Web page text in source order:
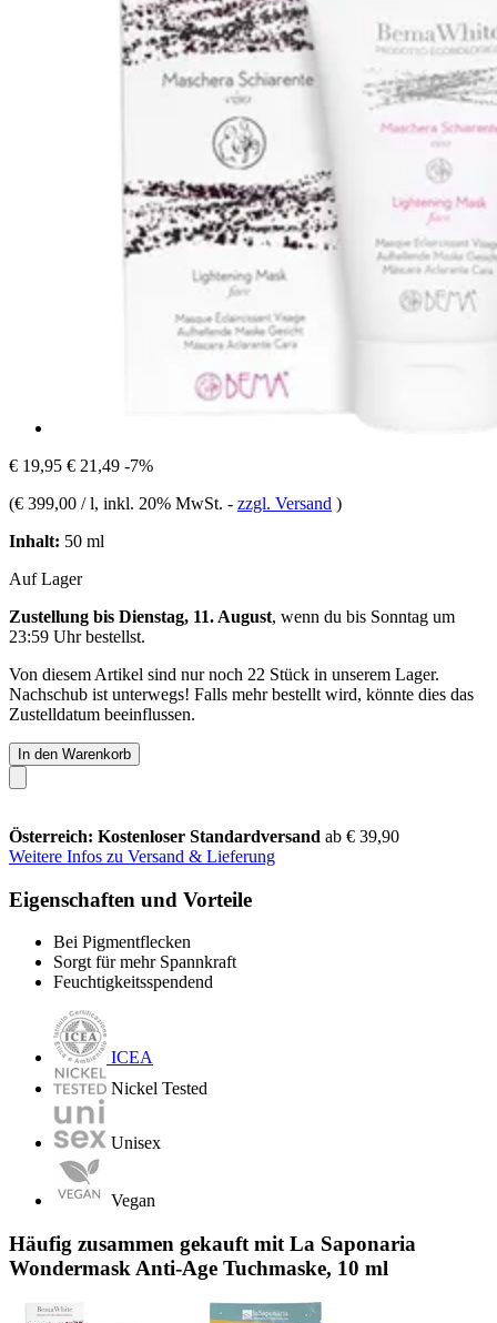
€ 19,95 € 21,49 -7%
(€ 399,00 / l, inkl. 20% MwSt. - zzgl. Versand )
Inhalt: 50 ml
Auf Lager
Zustellung bis Dienstag, 11. August, wenn du bis Sonntag um
23:59 Uhrbestellst.
Von diesem Artikel sind nur noch 22 Stück in unserem Lager.
Nachschub ist unterwegs! Falls mehr bestellt wird, könnte dies das
Zustelldatum beeinflussen.
In den Warenkorb
Österreich: Kostenloser Standardversand ab € 39,90
Weitere Infos zu Versand & Lieferung
Eigenschaften und Vorteile
Bei Pigmentflecken
Sorgt für mehr Spannkraft
Feuchtigkeitsspendend
ICEA
Nickel Tested
Unisex
Vegan
Häufig zusammen gekauft mit La Saponaria
Wondermask Anti-Age Tuchmaske, 10 ml